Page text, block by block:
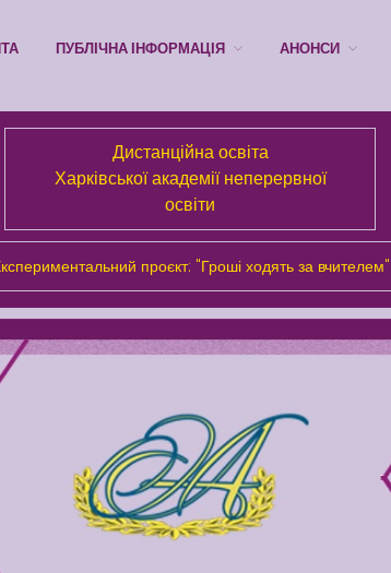
ПУБЛІЧНА ІНФОРМАЦІЯ АНОНСИ
Дистанційна освіта
Харківської академії неперервної
освіти
проєкт: "Гроші ходять за вчителем"